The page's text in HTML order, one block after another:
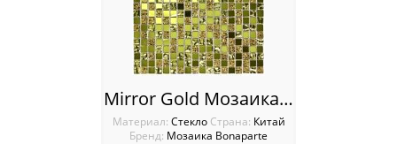
Mirror Gold Мозаика Bonaparte
Материал: Стекло Cтрана: Китай
Бренд: Мозаика Bonaparte